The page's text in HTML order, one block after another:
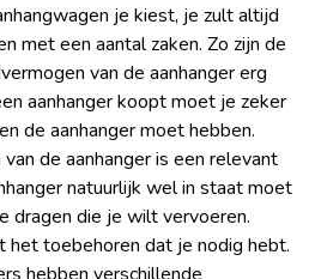
je kiest, je zult altijd
met een aantal zaken. Zo zijn de
van de aanhanger erg
aanhanger koopt moet je zeker
de aanhanger moet hebben.
de aanhanger is een relevant
natuurlijk wel in staat moet
dragen die je wilt vervoeren.
het toebehoren dat je nodig hebt.